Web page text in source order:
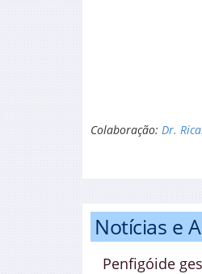
Colaboração: Dr.
Notícias e
Penfigóide